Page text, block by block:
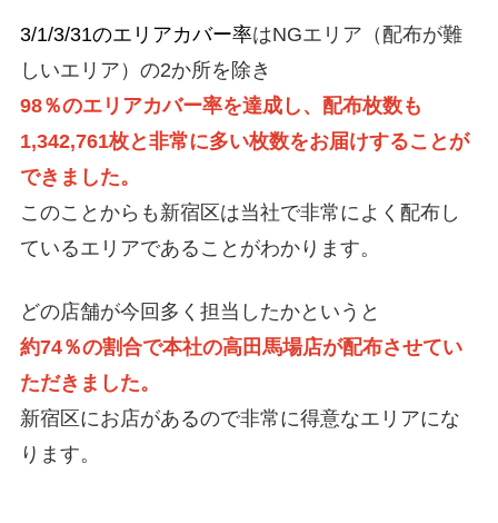
3/1/3/31のエリアカバー率はNGエリア（配布が難
しいエリア）の2か所を除き
98％のエリアカバー率を達成し、配布枚数も
1,342,761枚と非常に多い枚数をお届けすることが
できました。
このことからも新宿区は当社で非常によく配布し
ているエリアであることがわかります。
どの店舗が今回多く担当したかというと
約74％の割合で本社の高田馬場店が配布させてい
ただきました。
新宿区にお店があるので非常に得意なエリアにな
ります。